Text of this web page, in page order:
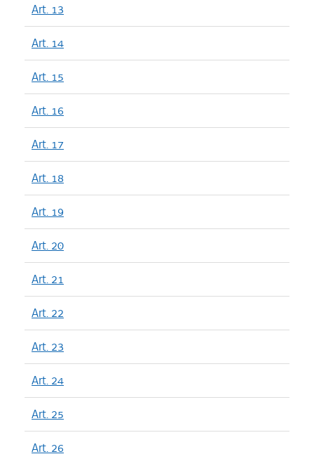
Art. 13
Art. 14
Art. 15
Art. 16
Art. 17
Art. 18
Art. 19
Art. 20
Art. 21
Art. 22
Art. 23
Art. 24
Art. 25
Art. 26